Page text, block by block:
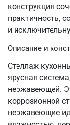
конструкция
практичность,
и
Описание и
Стеллаж
ярусная
нержавеющей.
коррозионной
нержавеющие